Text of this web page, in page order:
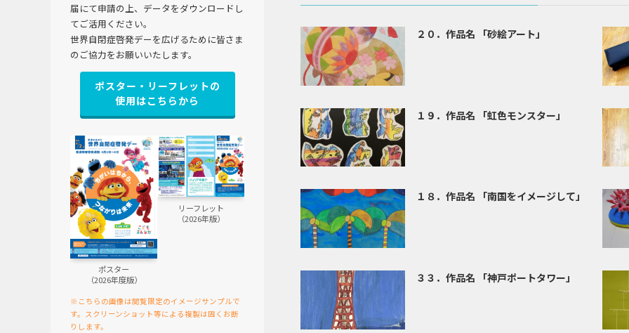
２０．作品名 「砂絵アート」
１９．作品名 「虹色モンスター」
１８．作品名 「南国をイメージして」
３３．作品名 「神戸ポートタワー」
届にて申請の上、データをダウンロードし
てご活用ください。
世界自閉症啓発デーを広げるために皆さま
のご協力をお願いいたします。
ポスター・リーフレットの
使用はこちらから
ポスター
（2026年度版）
リーフレット
（2026年版）
※こちらの画像は閲覧限定のイメージサンプルで
す。スクリーンショット等による複製は固くお断
りします。